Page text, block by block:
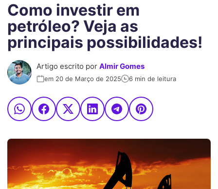
Como investir em
petróleo? Veja as
principais possibilidades!
Artigo escrito por Almir Gomes
em 20 de Março de 2025 6 min de leitura